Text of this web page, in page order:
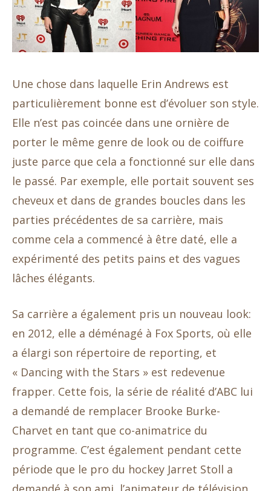
Une chose dans laquelle Erin Andrews est
particulièrement bonne est d’évoluer son style.
Elle n’est pas coincée dans une ornière de
porter le même genre de look ou de coiffure
juste parce que cela a fonctionné sur elle dans
le passé. Par exemple, elle portait souvent ses
cheveux et dans de grandes boucles dans les
parties précédentes de sa carrière, mais
comme cela a commencé à être daté, elle a
expérimenté des petits pains et des vagues
lâches élégants.
Sa carrière a également pris un nouveau look:
en 2012, elle a déménagé à Fox Sports, où elle
a élargi son répertoire de reporting, et
« Dancing with the Stars » est redevenue
frapper. Cette fois, la série de réalité d’ABC lui
a demandé de remplacer Brooke Burke-
Charvet en tant que co-animatrice du
programme. C’est également pendant cette
période que le pro du hockey Jarret Stoll a